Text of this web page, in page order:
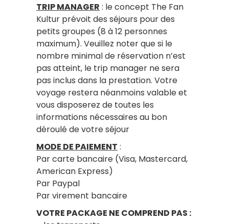
TRIP MANAGER : le concept The Fan
Kultur prévoit des séjours pour des
petits groupes (8 à 12 personnes
maximum). Veuillez noter que si le
nombre minimal de réservation n’est
pas atteint, le trip manager ne sera
pas inclus dans la prestation. Votre
voyage restera néanmoins valable et
vous disposerez de toutes les
informations nécessaires au bon
déroulé de votre séjour
MODE DE PAIEMENT :
Par carte bancaire (Visa, Mastercard,
American Express)
Par Paypal
Par virement bancaire
VOTRE PACKAGE NE COMPREND PAS :